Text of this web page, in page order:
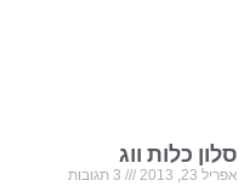
סלון כלות ווג
אפריל 23, 2013